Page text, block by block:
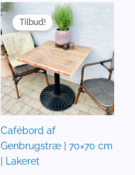
Tilbud!
Cafébord af
Genbrugstræ | 70×70 cm
| Lakeret
Den
oprindelige
pris
var:
3,999.00kr..3,400.00kr..